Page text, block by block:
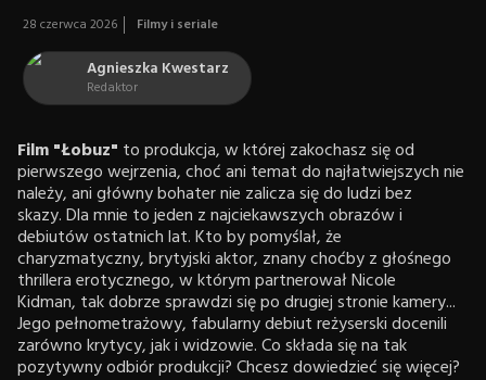
28 czerwca 2026 Filmy i seriale
Agnieszka Kwestarz
Redaktor
Film "Łobuz" to produkcja, w której zakochasz się od
pierwszego wejrzenia, choć ani temat do najłatwiejszych nie
należy, ani główny bohater nie zalicza się do ludzi bez
skazy. Dla mnie to jeden z najciekawszych obrazów i
debiutów ostatnich lat. Kto by pomyślał, że
charyzmatyczny, brytyjski aktor, znany choćby z głośnego
thrillera erotycznego, w którym partnerował Nicole
Kidman, tak dobrze sprawdzi się po drugiej stronie kamery...
Jego pełnometrażowy, fabularny debiut reżyserski docenili
zarówno krytycy, jak i widzowie. Co składa się na tak
pozytywny odbiór produkcji? Chcesz dowiedzieć się więcej?